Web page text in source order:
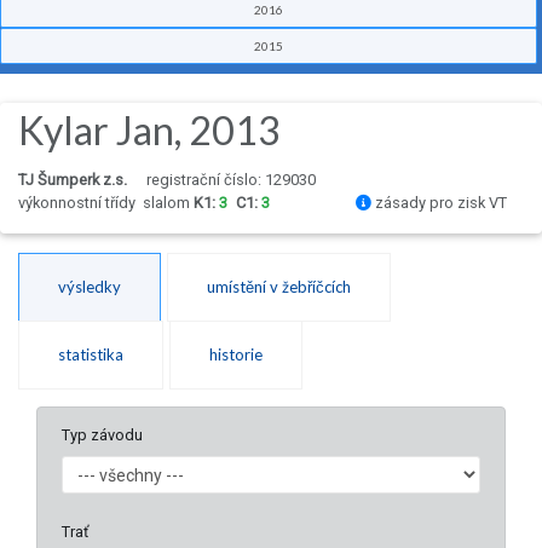
2016
2015
Kylar Jan, 2013
TJ Šumperk z.s.
registrační číslo: 129030
výkonnostní třídy slalom K1: 3 C1: 3 zásady pro zisk VT
výsledky umístění v žebříčcích
statistika historie
Typ závodu
Trať